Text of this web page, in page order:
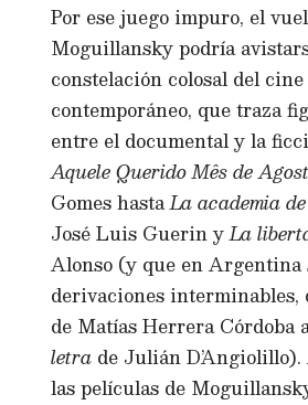
Por ese juego impuro, el
Moguillansky podría
constelación colosal del cine
contemporáneo, que traza
entre el documental y la
Aquele Querido Mês de
Gomes hastaLa academia
José Luis Guerin yLa
Alonso (y que en Argentina
derivaciones interminables,
de Matías Herrera Córdoba
letra de Julián
las películas de